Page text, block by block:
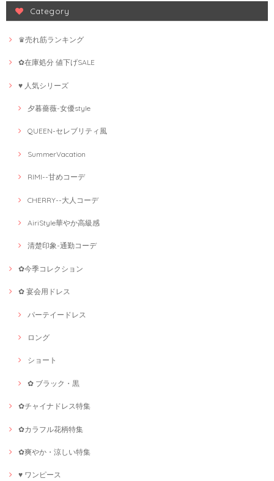
Category
♛売れ筋ランキング
✿在庫処分 値下げSALE
♥ 人気シリーズ
夕暮薔薇-女優style
QUEEN-セレブリティ風
SummerVacation
RIMI--甘めコーデ
CHERRY--大人コーデ
AiriStyle華やか高級感
清楚印象-通勤コーデ
✿今季コレクション
✿ 宴会用ドレス
パーテイードレス
ロング
ショート
✿ ブラック・黒
✿チャイナドレス特集
✿カラフル花柄特集
✿爽やか・涼しい特集
♥ ワンピース